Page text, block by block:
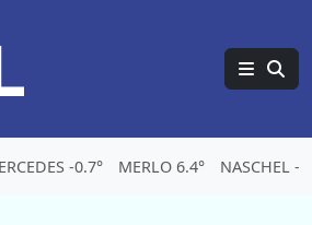
-0.7° MERLO 6.4° NASCHEL -